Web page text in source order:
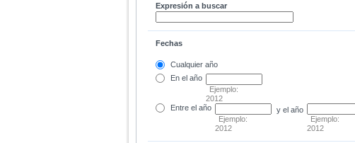
Expresión a buscar
Fechas
Cualquier año
En el año
Ejemplo:
2012
Entre el año
Ejemplo:
2012
y el año
Ejemplo:
2012